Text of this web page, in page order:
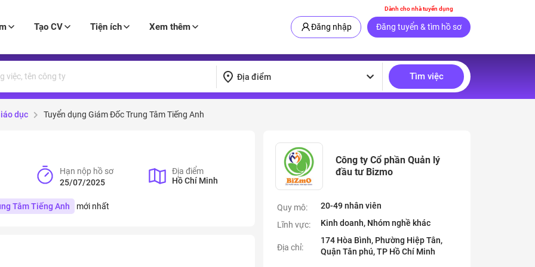
Dành cho nhà tuyển dụng
Tạo CV Tiện ích Xem thêm Đăng nhập Đăng tuyển & tìm hồ sơ
Địa điểm Tìm việc
dục Tuyển dụng Giám Đốc Trung Tâm Tiếng Anh
Hạn nộp hồ sơ
25/07/2025
Địa điểm
Hồ Chí Minh
Tâm Tiếng Anh mới nhất
Công ty Cổ phần Quản lý
đầu tư Bizmo
Quy mô:
20-49 nhân viên
Lĩnh vực:
Kinh doanh, Nhóm nghề khác
Địa chỉ:
174 Hòa Bình, Phường Hiệp Tân,
Quận Tân phú, TP Hồ Chí Minh